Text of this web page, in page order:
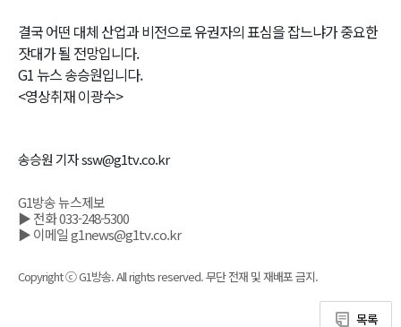
결국 어떤 대체 산업과 비전으로 유권자의 표심을 잡느냐가 중요한
잣대가 될 전망입니다.
G1 뉴스 송승원입니다.
<영상취재 이광수>
송승원 기자 ssw@g1tv.co.kr
G1방송 뉴스제보
▶ 전화 033-248-5300
▶ 이메일 g1news@g1tv.co.kr
Copyright ⓒ G1방송. All rights reserved. 무단 전재 및 재배포 금지.
목록